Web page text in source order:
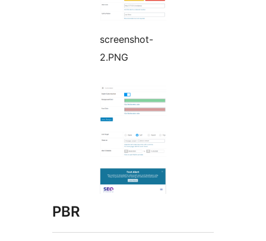
screenshot-
2.PNG
PBR